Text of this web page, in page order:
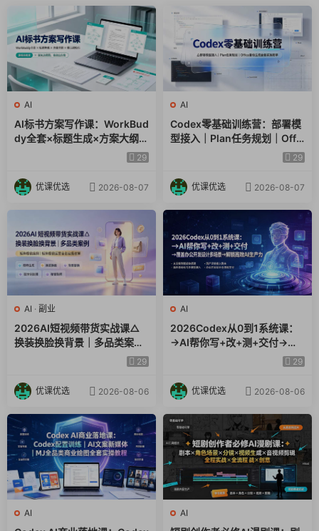
AI
AI标书方案写作课：WorkBud
dy全套×标题生成×方案大纲×
提示词技巧×废标点检查×豆包
29
优课优选 2026-08-07
AI
Codex零基础训练营：部署模
型接入｜Plan任务规划｜Offic
29
优课优选 2026-08-07
AI · 副业
2026AI短视频带货实战课△
换装换脸换背景｜多品类案例
｜矩阵橱窗运营全套实操教学
29
优课优选 2026-08-06
AI
2026Codex从0到1系统课：
→AI帮你写+改+测+交付→覆
盖办公开发设计多场景→解锁29
优课优选 2026-08-06
AI AI